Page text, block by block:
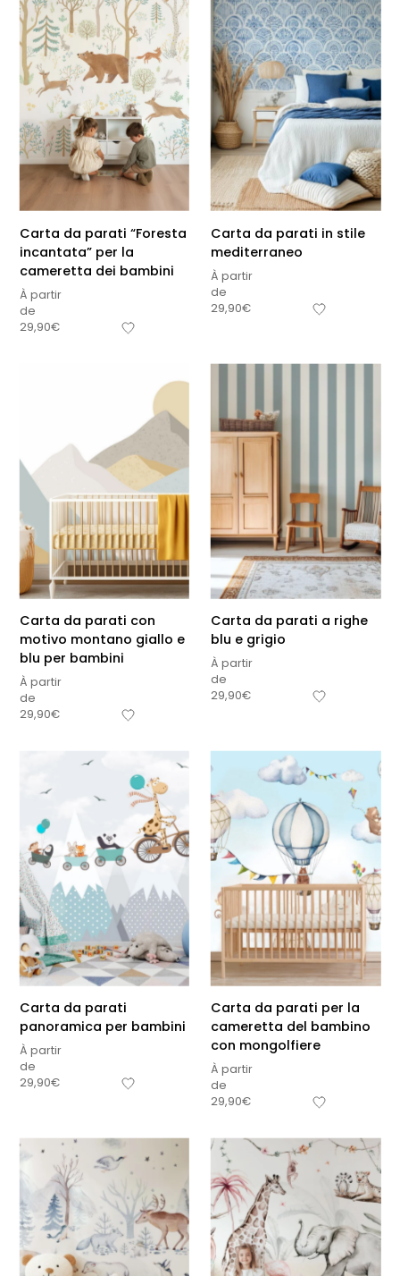
Carta da parati “Foresta
incantata” per la
cameretta dei bambini
À partir
de
29,90€
Carta da parati in stile
mediterraneo
À partir
de
29,90€
Carta da parati con
motivo montano giallo e
blu per bambini
À partir
de
29,90€
Carta da parati a righe
blu e grigio
À partir
de
29,90€
Carta da parati
panoramica per bambini
À partir
de
29,90€
Carta da parati per la
cameretta del bambino
con mongolfiere
À partir
de
29,90€